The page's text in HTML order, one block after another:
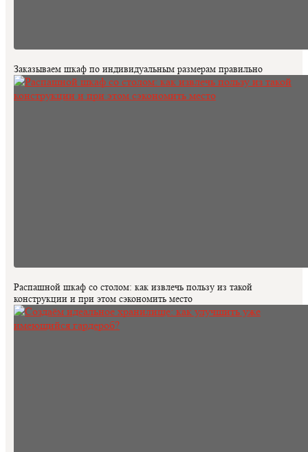
Заказываем шкаф по индивидуальным размерам правильно
Распашной шкаф со столом: как извлечь пользу из такой
конструкции и при этом сэкономить место